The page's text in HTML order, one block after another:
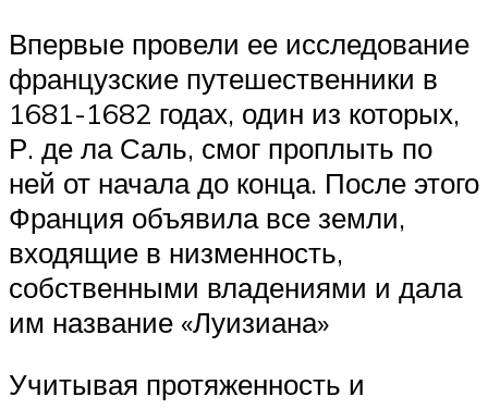
Впервые провели ее исследование
французские путешественники в
1681-1682 годах, один из которых,
Р. де ла Саль, смог проплыть по
ней от начала до конца. После этого
Франция объявила все земли,
входящие в низменность,
собственными владениями и дала
им название «Луизиана»
Учитывая протяженность и